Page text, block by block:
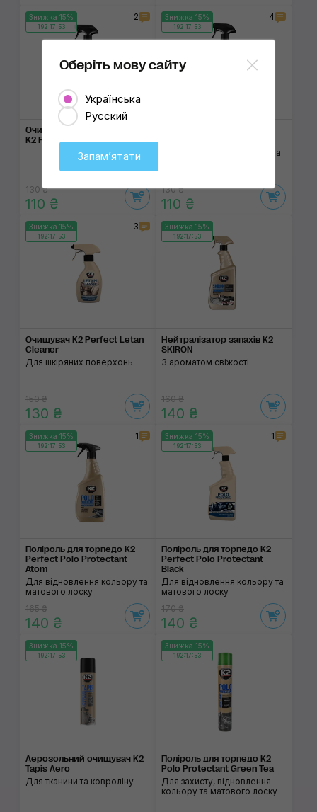
Знижка 15%
192:17:53
2
Очищувач колісних дисків
K2 Felix
130 ₴
110 ₴
Знижка 15%
192:17:53
4
Для швидкого нанесення та
130 ₴
110 ₴
Знижка 15%
192:17:53
3
Очищувач K2 Perfect Letan
Cleaner
Для шкіряних поверхонь
150 ₴
130 ₴
Знижка 15%
192:17:53
Нейтралізатор запа­хів K2
SKIRON
З ароматом свіжості
160 ₴
140 ₴
Знижка 15%
192:17:53
1
Поліроль для торпедо K2
Perfect Polo Protectant
Atom
Для відновлення кольору та
матового лоску
165 ₴
140 ₴
Знижка 15%
192:17:53
1
Поліроль для торпедо K2
Perfect Polo Protectant
Black
Для відновлення кольору та
матового лоску
170 ₴
140 ₴
Знижка 15%
192:17:53
Аерозольний очищувач K2
Tapis Aero
Для тканини та ковроліну
Знижка 15%
192:17:53
Поліроль для торпедо K2
Polo Protectant Green Tea
Для захисту, відновлення
кольору та матового лоску
Оберіть мову сайту
Українська
Русский
Запамʼятати